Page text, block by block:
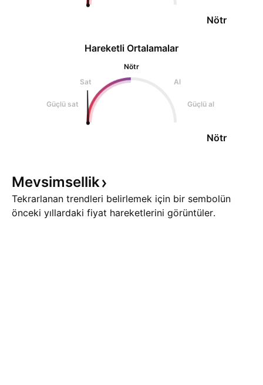
Nötr
Hareketli Ortalamalar
Nötr
Sat
Al
Güçlü sat Güçlü al
Nötr
Mevsimsellik
Tekrarlanan trendleri belirlemek için bir sembolün
önceki yıllardaki fiyat hareketlerini görüntüler.